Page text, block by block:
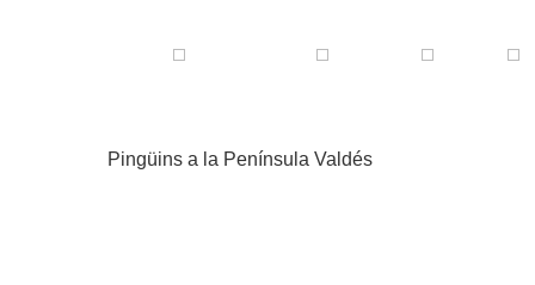
Pingüins a la Península Valdés